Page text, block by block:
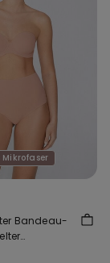
Mikrofaser
Bandeau-
Coverage